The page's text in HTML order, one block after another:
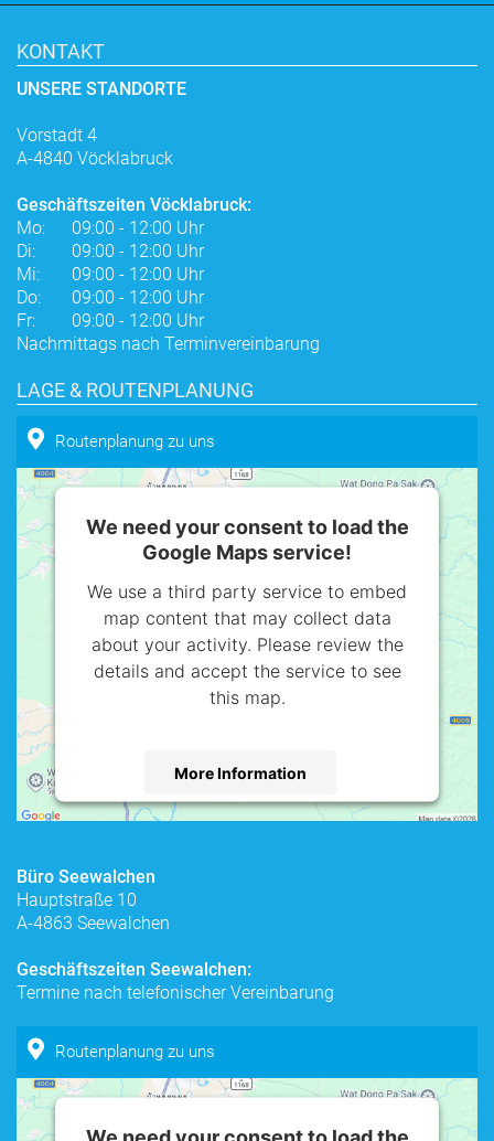
KONTAKT
UNSERE STANDORTE
Vorstadt 4
A-4840 Vöcklabruck
Geschäftszeiten Vöcklabruck:
Mo:
Di:
Mi:
Do:
Fr:
09:00 - 12:00 Uhr
09:00 - 12:00 Uhr
09:00 - 12:00 Uhr
09:00 - 12:00 Uhr
09:00 - 12:00 Uhr
Nachmittags nach Terminvereinbarung
LAGE & ROUTENPLANUNG
Routenplanung zu uns
We need your consent to load the
Google Maps service!
We use a third party service to embed
map content that may collect data
about your activity. Please review the
details and accept the service to see
this map.
More Information
powered by
Büro Seewalchen
Hauptstraße 10
A-4863 Seewalchen
Geschäftszeiten Seewalchen:
Termine nach telefonischer Vereinbarung
Routenplanung zu uns